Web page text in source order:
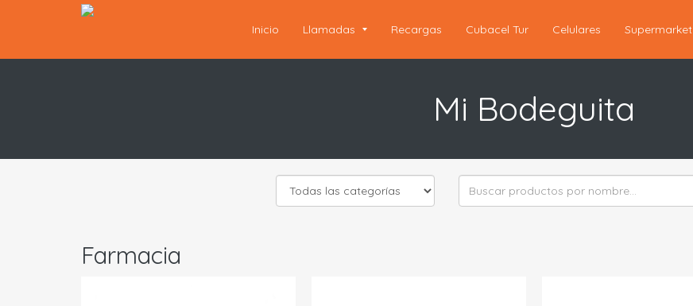
Inicio Llamadas Recargas Cubacel Tur Celulares Supermarket
Mi Bodeguita
Farmacia